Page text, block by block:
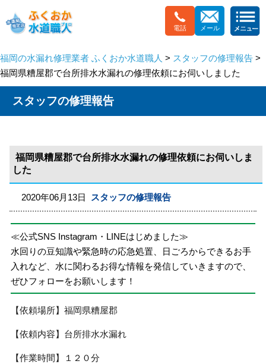
電話 メール
福岡の水漏れ修理業者 ふくおか水道職人 > スタッフの修理報告 >
福岡県糟屋郡で台所排水水漏れの修理依頼にお伺いしました
スタッフの修理報告
福岡県糟屋郡で台所排水水漏れの修理依頼にお伺いしま
した
2020年06月13日 スタッフの修理報告
≪公式SNS Instagram・LINEはじめました≫
水回りの豆知識や緊急時の応急処置、日ごろからできるお手
入れなど、水に関わるお得な情報を発信していきますので、
ぜひフォローをお願いします！
【依頼場所】福岡県糟屋郡
【依頼内容】台所排水水漏れ
【作業時間】１２０分